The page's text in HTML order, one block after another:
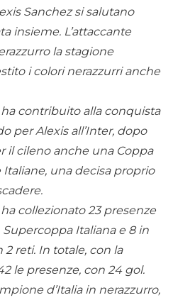
Sanchez si salutano
insieme. L’attaccante
la stagione
i colori nerazzurri anche
contribuito alla conquista
per Alexis all’Inter, dopo
il cileno anche una Coppa
una decisa proprio
collezionato 23 presenze
Supercoppa Italiana e 8 in
reti. In totale, con la
le presenze, con 24 gol.
d’Italia in nerazzurro,